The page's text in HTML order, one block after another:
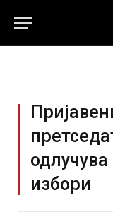
избори